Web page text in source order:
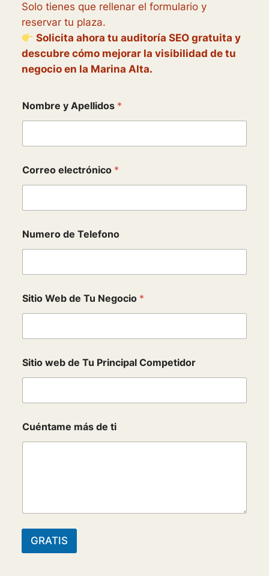
Solo tienes que rellenar el formulario y
reservar tu plaza.
Solicita ahora tu auditoría SEO gratuita y
descubre cómo mejorar la visibilidad de tu
negocio en la Marina Alta.
Nombre y Apellidos *
e
T
W
b
Correo electrónico *
Numero de Telefono
Sitio Web de Tu Negocio *
Sitio web de Tu Principal Competidor
Cuéntame más de ti
GRATIS